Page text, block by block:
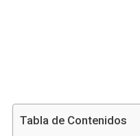
Tabla de Contenidos